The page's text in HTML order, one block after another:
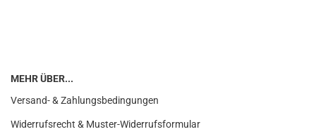
MEHR ÜBER...
Versand- & Zahlungsbedingungen
Widerrufsrecht & Muster-Widerrufsformular